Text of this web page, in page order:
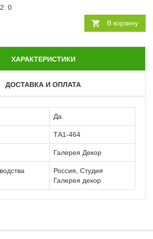
: 0
В корзину
ХАРАКТЕРИСТИКИ
ДОСТАВКА И ОПЛАТА
Да
ТА1-464
Галерея Декор
Россия, Студия
Галерея декор